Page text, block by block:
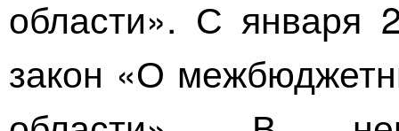
области». С января
закон «О